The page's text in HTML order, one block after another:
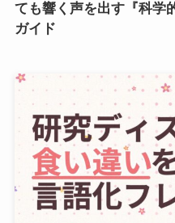
ても響く声を出す『科学
ガイド